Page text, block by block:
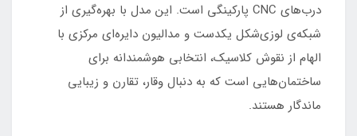
درب‌های CNC پارکینگی است. این مدل با بهره‌گیری از
شبکه‌ی لوزی‌شکل یکدست و مدالیون دایره‌ای مرکزی با
الهام از نقوش کلاسیک، انتخابی هوشمندانه برای
ساختمان‌هایی است که به دنبال وقار، تقارن و زیبایی
ماندگار هستند.